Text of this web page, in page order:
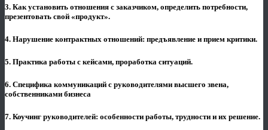
3. Как установить отношения с заказчиком, определить потребности,
презентовать свой «продукт».
4. Нарушение контрактных отношений: предъявление и прием критики.
5. Практика работы с кейсами, проработка ситуаций.
6. Специфика коммуникаций с руководителями высшего звена,
собственниками бизнеса
7. Коучинг руководителей: особенности работы, трудности и их решение.